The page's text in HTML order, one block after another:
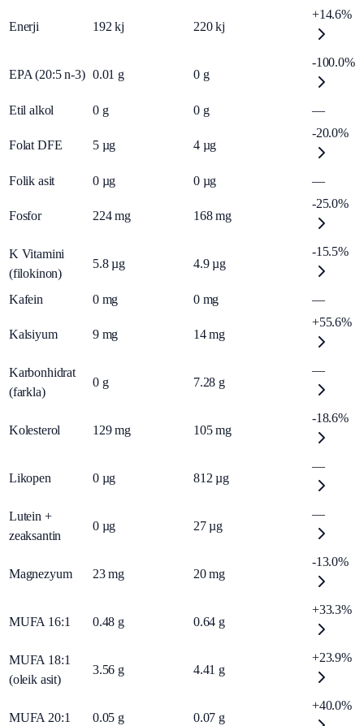
Enerji 192 kj 220 kj
+14.6%
EPA (20:5 n-3) 0.01 g 0 g
-100.0%
Etil alkol 0 g 0 g —
Folat DFE 5 µg 4 µg
-20.0%
Folik asit 0 µg 0 µg —
Fosfor 224 mg 168 mg
-25.0%
K Vitamini
(filokinon)
5.8 µg 4.9 µg
-15.5%
Kafein 0 mg 0 mg —
Kalsiyum 9 mg 14 mg
+55.6%
Karbonhidrat
(farkla)
0 g 7.28 g
—
Kolesterol 129 mg 105 mg
-18.6%
Likopen 0 µg 812 µg
—
Lutein +
zeaksantin
0 µg 27 µg
—
Magnezyum 23 mg 20 mg
-13.0%
MUFA 16:1 0.48 g 0.64 g
+33.3%
MUFA 18:1
(oleik asit)
3.56 g 4.41 g
+23.9%
MUFA 20:1 0.05 g 0.07 g
+40.0%